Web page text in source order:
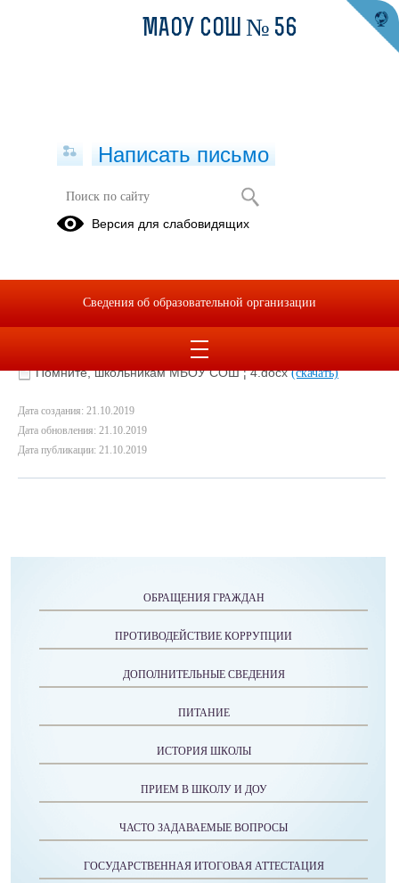
Безопасное движение в осенний
период
Безопасное движение на дороге в осенний период.pptx
Помните, родителям МБОУ СОШ ¦ 4.docx
Помните, школьникам МБОУ СОШ ¦ 4.docx(скачать)
Дата создания: 21.10.2019
Дата обновления: 21.10.2019
Дата публикации: 21.10.2019
ОБРАЩЕНИЯ ГРАЖДАН
ПРОТИВОДЕЙСТВИЕ КОРРУПЦИИ
ДОПОЛНИТЕЛЬНЫЕ СВЕДЕНИЯ
ПИТАНИЕ
ИСТОРИЯ ШКОЛЫ
ПРИЕМ В ШКОЛУ И ДОУ
ЧАСТО ЗАДАВАЕМЫЕ ВОПРОСЫ
ГОСУДАРСТВЕННАЯ ИТОГОВАЯ АТТЕСТАЦИЯ
МАОУ СОШ № 56
Написать письмо
Версия для слабовидящих
Сведения об образовательной организации